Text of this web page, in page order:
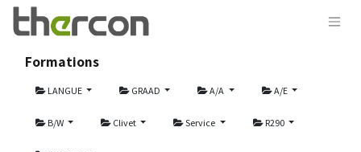
Formations
LANGUE GRAAD A/A A/E
B/W Clivet Service R290